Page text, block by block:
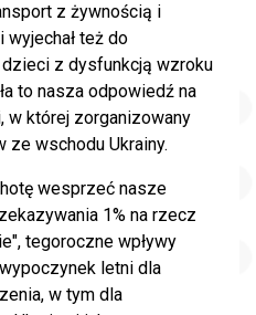
z żywnością i
wyjechał też do
z dysfunkcją wzroku
to nasza odpowiedź na
w której zorganizowany
ze wschodu Ukrainy.
wesprzeć nasze
1% na rzecz
tegoroczne wpływy
letni dla
w tym dla